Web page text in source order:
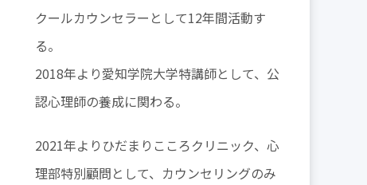
クールカウンセラーとして12年間活動す
る。
2018年より愛知学院大学特講師として、公
認心理師の養成に関わる。
2021年よりひだまりこころクリニック、心
理部特別顧問として、カウンセリングのみ